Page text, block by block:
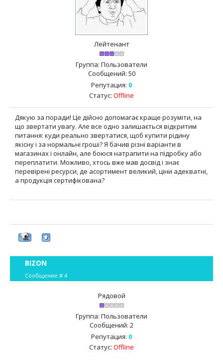
Лейтенант
Группа: Пользователи
Сообщений: 50
Репутация: 0
Статус: Offline
Дякую за поради! Це дійсно допомагає краще розуміти, на
що звертати увагу. Але все одно залишається відкритим
питання: куди реально звертатися, щоб купити рідину
якісну і за нормальні гроші? Я бачив різні варіанти в
магазинах і онлайн, але боюся натрапити на підробку або
переплатити. Можливо, хтось вже мав досвід і знає
перевірені ресурси, де асортимент великий, ціни адекватні,
а продукція сертифікована?
BIZON
Сообщение # 4
Рядовой
Группа: Пользователи
Сообщений: 2
Репутация: 0
Статус: Offline